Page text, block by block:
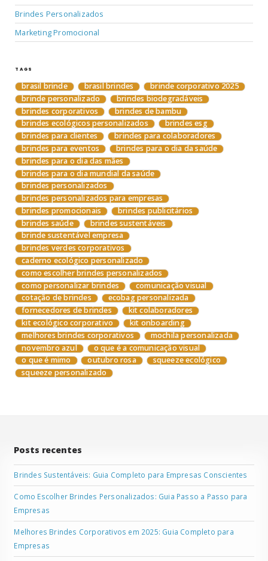
Brindes Personalizados
Marketing Promocional
TAGS
brasil brinde brasil brindes
brinde corporativo 2025
brinde personalizado
brindes biodegradáveis
brindes corporativos
brindes de bambu
brindes ecológicos personalizados
brindes esg
brindes para clientes
brindes para colaboradores
brindes para eventos
brindes para o dia da saúde
brindes para o dia das mães
brindes para o dia mundial da saúde
brindes personalizados
brindes personalizados para empresas
brindes promocionais
brindes publicitários
brindes saúde
brindes sustentáveis
brinde sustentável empresa
brindes verdes corporativos
caderno ecológico personalizado
como escolher brindes personalizados
como personalizar brindes
comunicação visual
cotação de brindes
ecobag personalizada
fornecedores de brindes
kit colaboradores
kit ecológico corporativo
kit onboarding
melhores brindes corporativos
mochila personalizada
novembro azul
o que é a comunicação visual
o que é mimo
outubro rosa
squeeze ecológico
squeeze personalizado
Posts recentes
Brindes Sustentáveis: Guia Completo para Empresas Conscientes
Como Escolher Brindes Personalizados: Guia Passo a Passo para
Empresas
Melhores Brindes Corporativos em 2025: Guia Completo para
Empresas